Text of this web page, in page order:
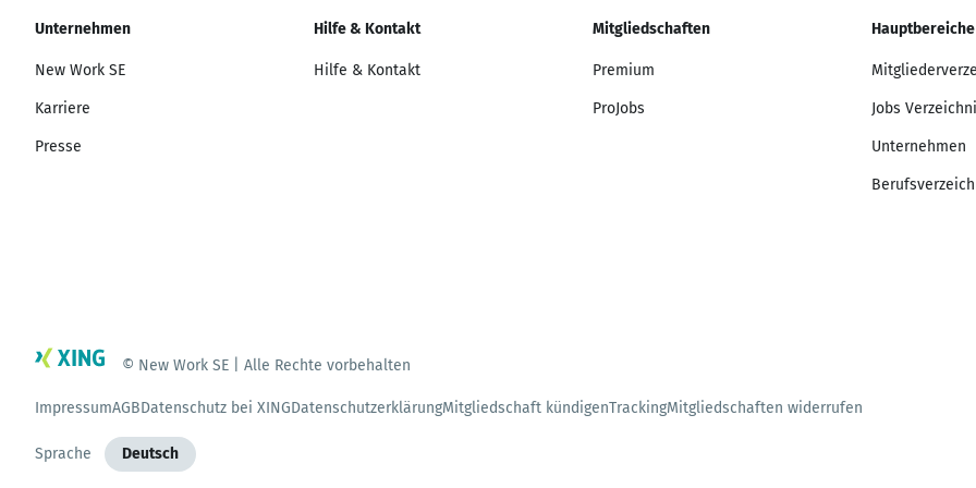
Unternehmen
New Work SE
Karriere
Presse
Hilfe & Kontakt
Hilfe & Kontakt
Mitgliedschaften
Premium
ProJobs
Hauptbereiche
Jobs
Unternehmen
© New Work SE | Alle Rechte vorbehalten
ImpressumAGBDatenschutz bei XINGDatenschutzerklärungMitgliedschaft kündigenTrackingMitgliedschaften widerrufen
Sprache Deutsch